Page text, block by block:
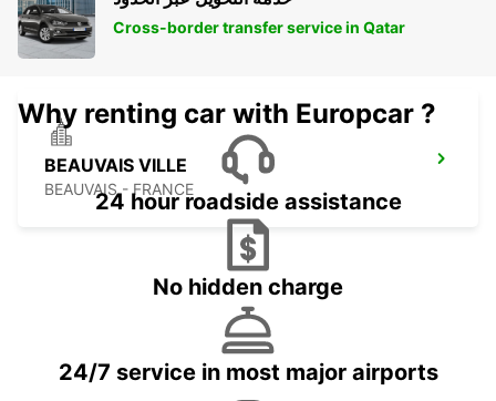
ABBEVILLE - FRANCE
BEAUVAIS VILLE
BEAUVAIS - FRANCE
Cross-border transfer service in Qatar
Why renting car with Europcar ?
24 hour roadside assistance
No hidden charge
24/7 service in most major airports